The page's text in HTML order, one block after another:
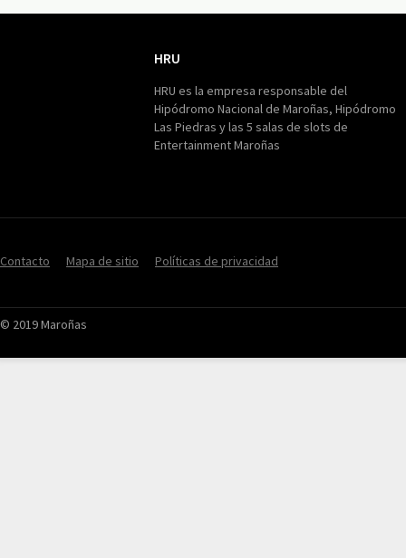
HRU
HRU es la empresa responsable del
Hipódromo Nacional de Maroñas, Hipódromo
Las Piedras y las 5 salas de slots de
Entertainment Maroñas
Contacto Mapa de sitio Políticas de privacidad
© 2019 Maroñas